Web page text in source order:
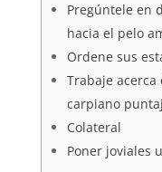
Pregúntele en
hacia el pelo
Ordene sus
Trabaje
carpiano
Colateral
Poner joviales